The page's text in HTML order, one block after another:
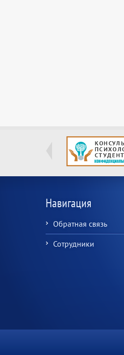
Навигация
Обратная связь
Сотрудники